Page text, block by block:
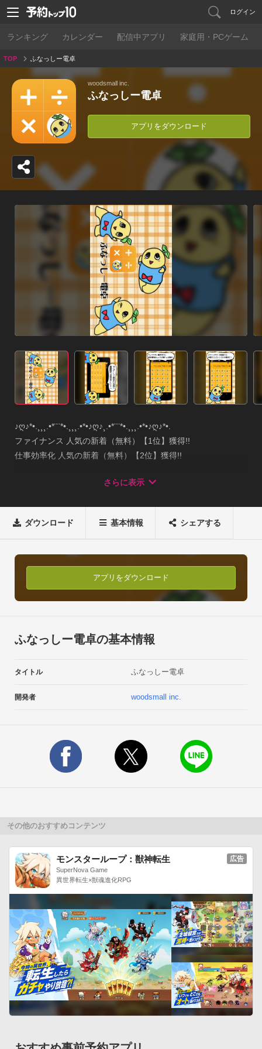
ログイン
ランキング カレンダー 配信中アプリ 家庭用・PCゲーム
TOP ふなっしー電卓
woodsmall inc.
ふなっしー電卓
アプリをダウンロード
♪ღ♪*•.¸¸¸.•*¨¨*•.¸¸¸.•*•♪ღ♪¸.•*¨¨*•.¸¸¸.•*•♪ღ♪*•.
ファイナンス 人気の新着（無料）【1位】獲得!!
仕事効率化 人気の新着（無料）【2位】獲得!!
大人気のゆるキャラ「ふなっしー」のシンプルな電卓が登場！
関数演算には対応しない計算機です。
の電卓です。※ふなっしー電卓は無料ですが拡張プラグインを
購入することで広告を非表示にできます。[主な機能]
-ホームウィジェットで計算が可能
-計算の途中でアプリを終了しても、全ての値を保持
-横画面でも縦画面でも利用可能
-DELキーを長押しでエントリーをクリア
-フォントの変更が可能
-表示形式の変更が可能[設定]
表示形式：1,234.5/1 234,5/1.234,5/1&#39;234.5
SERIF/SANS SERIF BOLD/SANS SERIF ITALIC[動作環境]
Android OS 2.1以上[変更履歴]
Ver1.0.0-1.0.1 リリース（2014.5.17）ふなっしーとは？
船橋市の非公認キャラクターで2000年に1度だけ現れる奇跡の
「梨の妖精」です。
誕生日：138年7月4日
本名：フナディウス4世
好きな音楽：ハードロック・ヘヴィメタ
好きな食べ物：桃ふなっしー電卓は非公式アプリです。
さらに表示
ダウンロード 基本情報 シェアする
アプリをダウンロード
ふなっしー電卓の基本情報
タイトル ふなっしー電卓
開発者 woodsmall inc.
その他のおすすめコンテンツ
モンスターループ：獣神転生
SuperNova Game
異世界転生×獣魂進化RPG
広告